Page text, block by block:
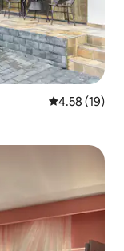
평점 4.58점
4.58 (19)